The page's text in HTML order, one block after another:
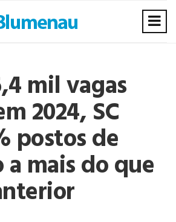
mil vagas
2024, SC
postos de
mais do que